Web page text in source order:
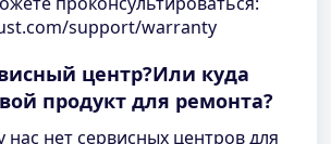
support/warranty
центр?Или куда
продукт для ремонта?
нет сервисных центров для